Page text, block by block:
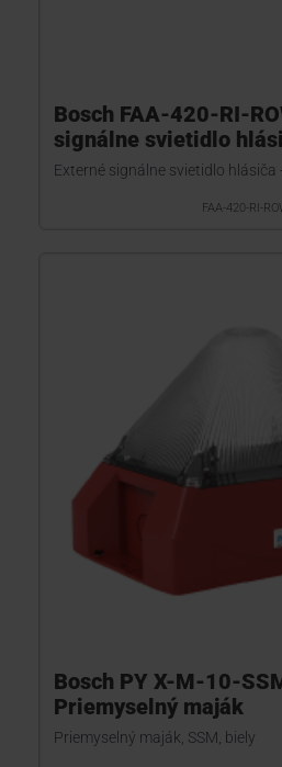
Bosch FAA-420-RI-
signálne svietidlo
Externé signálne svietidlo hlásiča
FAA-420-RI-
Bosch PY X-M-10-
Priemyselný maják
Priemyselný maják, SSM, biely